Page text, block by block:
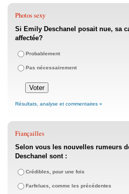
Photos sexy
Si Emily Deschanel posait nue, sa
affectée?
Probablement
Pas nécessairement
Résultats, analyse et commentaires »
Fiançailles
Selon vous les nouvelles rumeurs
Deschanel sont :
Crédibles, pour une fois
Farfelues, comme les précédentes